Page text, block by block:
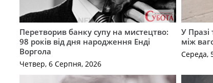
Перетворив банку супу на мистецтво:
98 років від дня народження Енді
Воргола
Четвер, 6 Серпня, 2026
У Празі
між
Середа,